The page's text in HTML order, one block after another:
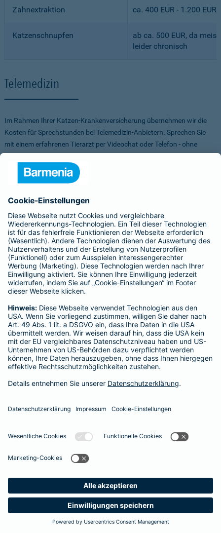
Suche Produkte
Barmenia
Zahnextraktion ca. 400 EUR - 1.200 EUR
Katzenschnupfen
ab ca. 500 EUR, da
leider chronisch
Telemedizin
Im Rahmen Ihrer Katzen-Krankenversicherung übernehmen wir die
Kosten für Sprechstunden bei Telemedizin-Anbietern. Sprechen Sie
mit einem erfahrenen Tierarzt per Videochat oder Telefon - ohne
Stress für Sie und Ihr Tier.
Um Ihnen die Auswahl der Anbieter zu erleichtern, haben wir vorab
Anbieter verglichen, getestet und Vorteile für Sie vereinbart. Sowohl
bei FirstVet als auch bei Pfotendoctor profitieren Sie von einer
Direktabrechnung. Die Kosten werden also direkt zwischen dem
Anbieter und uns abgerechnet.
Für mehr Infos zu den Anbietern klicken Sie auf die Logos.
365 Tage / 24 Stunden
365 Tage / 24 Stunden